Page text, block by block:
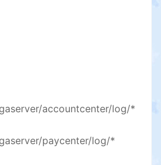
accountcenter/log/*
paycenter/log/*